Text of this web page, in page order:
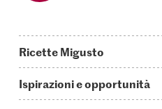
Ricette Migusto
Oggi cucino
Ispirazioni e opportunità